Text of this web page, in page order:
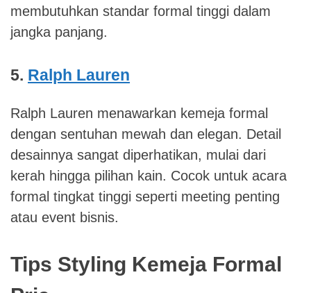
membutuhkan standar formal tinggi dalam
jangka panjang.
5. Ralph Lauren
Ralph Lauren menawarkan kemeja formal
dengan sentuhan mewah dan elegan. Detail
desainnya sangat diperhatikan, mulai dari
kerah hingga pilihan kain. Cocok untuk acara
formal tingkat tinggi seperti meeting penting
atau event bisnis.
Tips Styling Kemeja Formal